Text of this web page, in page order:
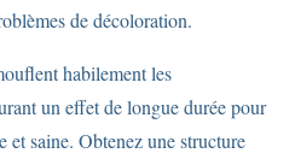
de décoloration.
habilement les
un effet de longue durée pour
et saine. Obtenez une structure